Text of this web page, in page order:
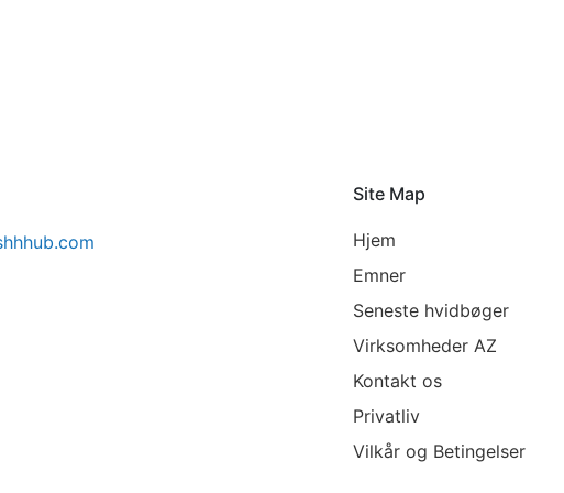
Site Map
Hjem
Emner
Seneste hvidbøger
Virksomheder AZ
Kontakt os
Privatliv
Vilkår og Betingelser